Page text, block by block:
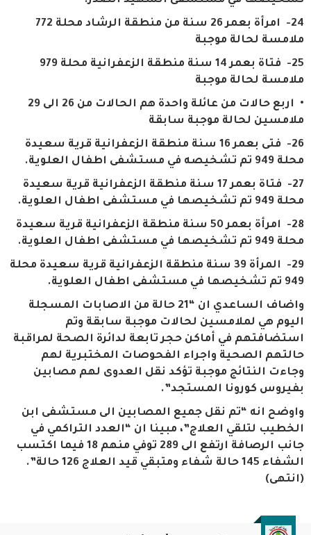
24- امرأة بعمر 26 سنة من منطقة الرشاد محلة 772
ملامسة لحالة موجبة
25- فتاة بعمر 14 سنة منطقة الزعفرانية محلة 979
ملامسة لحالة موجبة
• اربع حالات من عائلة واحدة هم الحالات من 26 الى 29
ملامسين لحالة موجبة سابقة
26- فتى بعمر 16 سنة منطقة الزعفرانية قرية سعيدة
محلة 949 تم تشخيصه في مستشفى اطفال العلوية.
27- فتاة بعمر 17 سنة منطقة الزعفرانية قرية سعيدة
محلة 949 تم تشخيصها في مستشفى اطفال العلوية.
28- امرأة بعمر 50 سنة منطقة الزعفرانية قرية سعيدة
محلة 949 تم تشخيصها في مستشفى اطفال العلوية.
29- المرأة 39 سنة منطقة الزعفرانية قرية سعيدة محلة
949 تم تشخيصها في مستشفى اطفال العلوية.
واضاف الساعدي ان “21 حالة من الاصابات المسجلة
اليوم هي لملامسين لحالات موجبة سابقة وتم
استضافتهم في أماكن حجر تابعة لدائرة الصحة لمراقبة
حالتهم الصحية واجراء الفحوصات المختبرية لهم
وجاءت النتائج موجبة تؤكد نقل العدوى لهم مصابين
بفيروس كورونا المستجد”.
واوضح انه “تم نقل جميع المصابين الى مستشفى ابن
الخطيب لتلقي العلاج”، مبينا ان “العدد التراكمي في
جانب الرصافة ارتفع الى 289 توفي منهم 18 فيما اكتسب
الشفاء 145 حالة شفاء ومتبقي قيد العلاج 126 حالة”.
(انتهى)